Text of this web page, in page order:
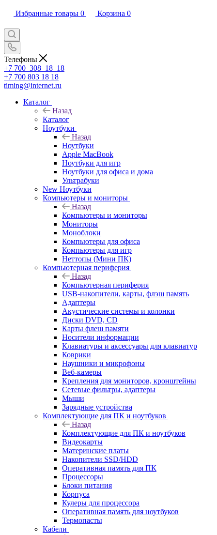
Избранные товары 0 Корзина 0
Телефоны
+7 700‒308‒18‒18
+7 700 803 18 18
timing@internet.ru
Каталог
Назад
Каталог
Ноутбуки
Назад
Ноутбуки
Apple MacBook
Ноутбуки для игр
Ноутбуки для офиса и дома
Ультрабуки
New Ноутбуки
Компьютеры и мониторы
Назад
Компьютеры и мониторы
Мониторы
Моноблоки
Компьютеры для офиса
Компьютеры для игр
Неттопы (Мини ПК)
Компьютерная периферия
Назад
Компьютерная периферия
USB-накопители, карты, флэш память
Адаптеры
Акустические системы и колонки
Диски DVD, CD
Карты флеш памяти
Носители информации
Клавиатуры и аксессуары для клавиатур
Коврики
Наушники и микрофоны
Веб-камеры
Крепления для мониторов, кронштейны
Сетевые фильтры, адаптеры
Мыши
Зарядные устройства
Комплектующие для ПК и ноутбуков
Назад
Комплектующие для ПК и ноутбуков
Видеокарты
Материнские платы
Накопители SSD/HDD
Оперативная память для ПК
Процессоры
Блоки питания
Корпуса
Кулеры для процессора
Оперативная память для ноутбуков
Термопасты
Кабели